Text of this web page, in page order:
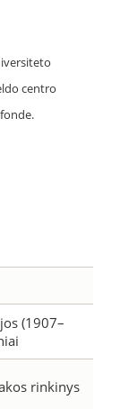
centro
(1907–
rinkinys